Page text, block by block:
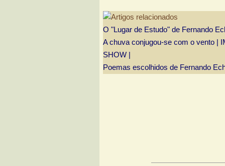
O "Lugar de Estudo" de Fernando
A chuva conjugou-se com o vento |
SHOW |
Poemas escolhidos de Fernando